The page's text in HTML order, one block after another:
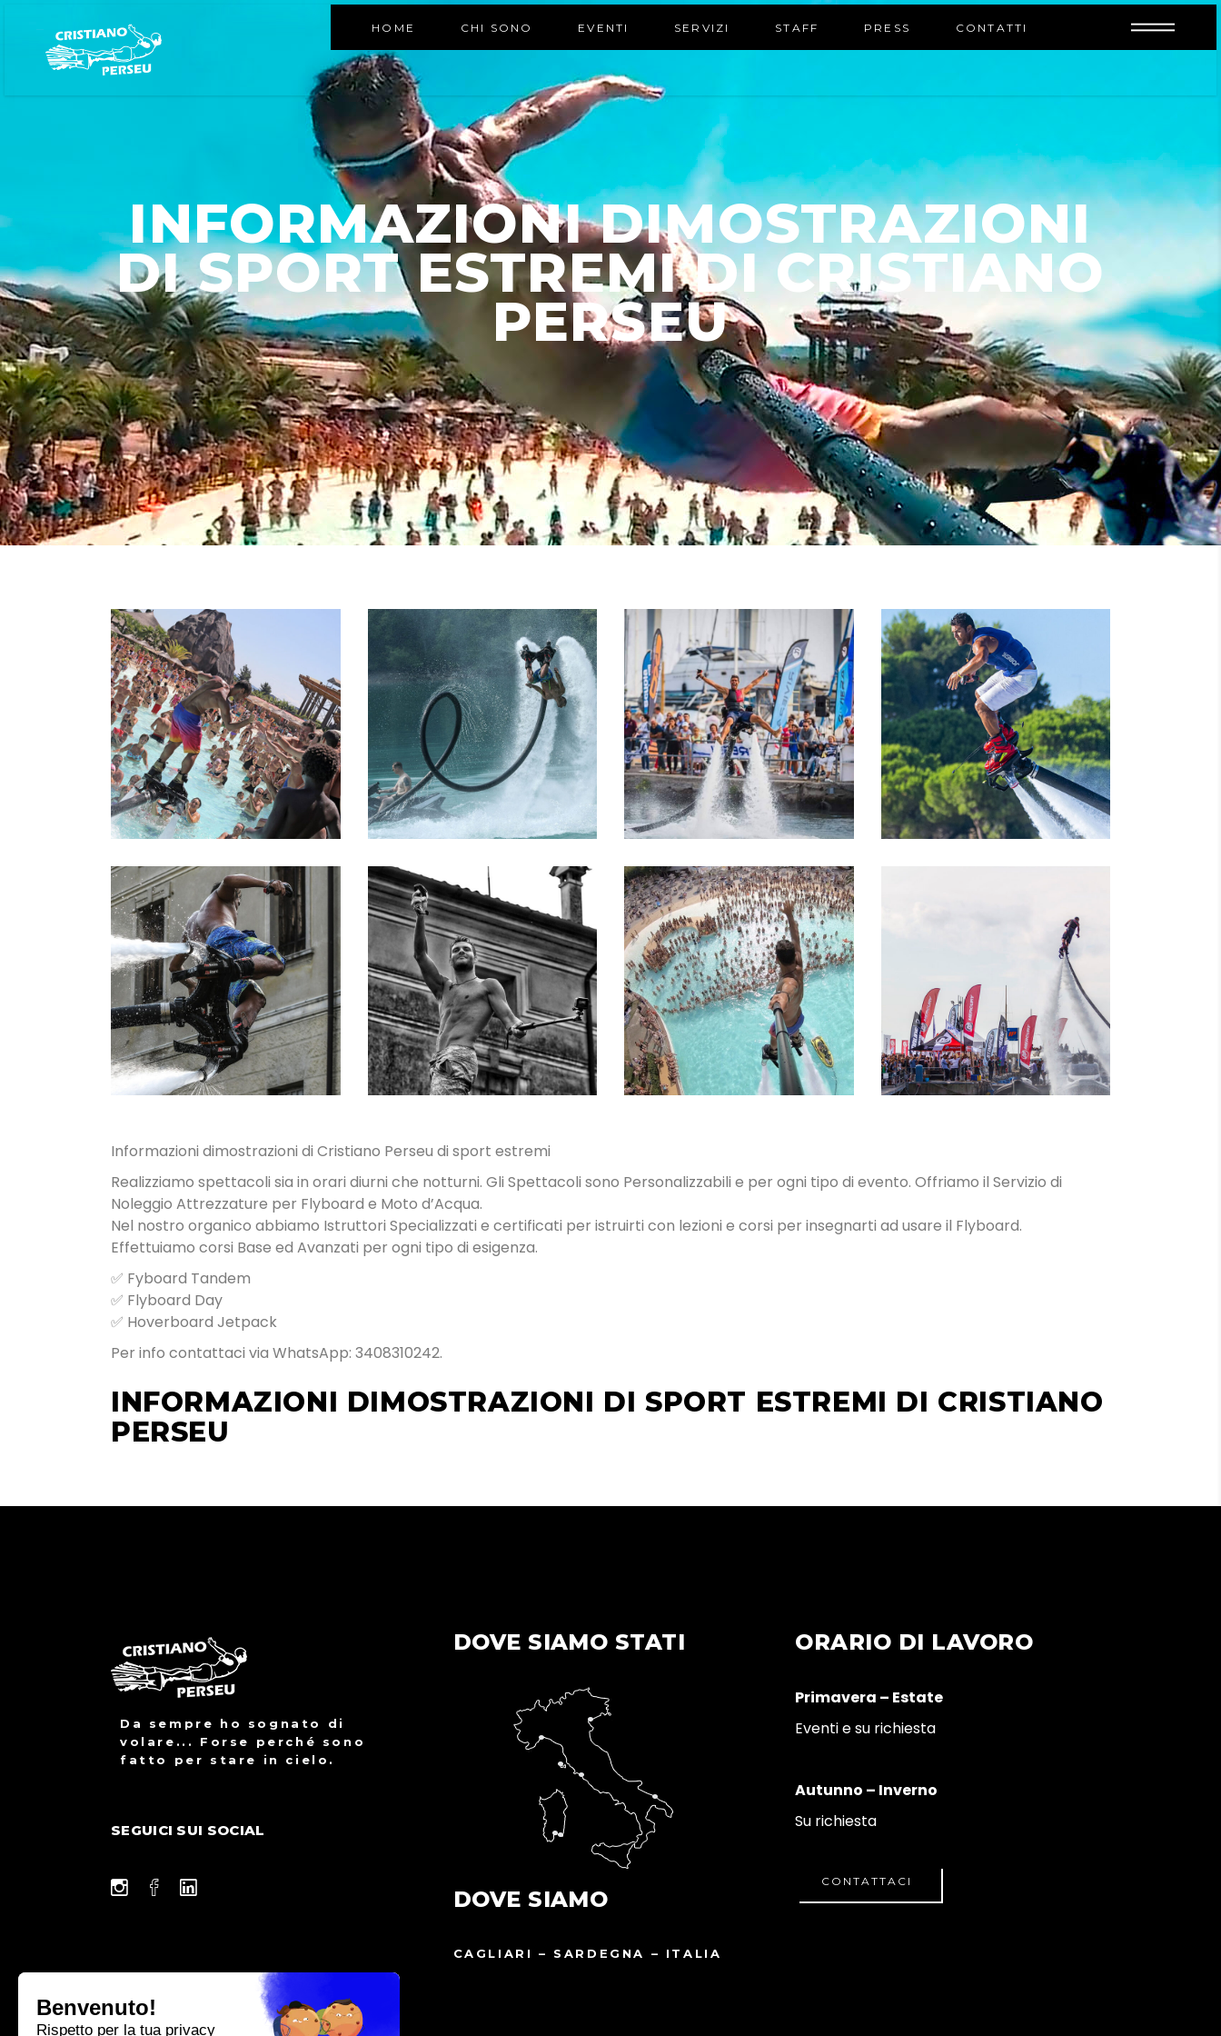
HOME CHI SONO EVENTI SERVIZI STAFF PRESS CONTATTI
INFORMAZIONI DIMOSTRAZIONI
DI SPORT ESTREMI DI CRISTIANO
PERSEU
FLYBOARD
TANDEM
ATTRAZIONI
COMBINATE
ISTRUTTORI
CERTIFICATI
NOLEGGIO
MOTO
D’ACQUA
NOLEGGIO
ATTREZZATUR
E
SPETTACOLI
DIURNI E
NOTTURNI
SPETTACOLI IN
PISCINA
LEZIONI
Informazioni dimostrazioni di Cristiano Perseu di sport estremi
Realizziamo spettacoli sia in orari diurni che notturni. Gli Spettacoli sono Personalizzabili e per ogni tipo di evento. Offriamo il Servizio di
Noleggio Attrezzature per Flyboard e Moto d’Acqua.
Nel nostro organico abbiamo Istruttori Specializzati e certificati per istruirti con lezioni e corsi per insegnarti ad usare il Flyboard.
Effettuiamo corsi Base ed Avanzati per ogni tipo di esigenza.
✅ Fyboard Tandem
✅ Flyboard Day
✅ Hoverboard Jetpack
Per info contattaci via WhatsApp: 3408310242.
INFORMAZIONI DIMOSTRAZIONI DI SPORT ESTREMI DI CRISTIANO
PERSEU
Da sempre ho sognato di
volare... Forse perché sono
fatto per stare in cielo.
SEGUICI SUI SOCIAL
DOVE SIAMO STATI
DOVE SIAMO
CAGLIARI – SARDEGNA – ITALIA
ORARIO DI LAVORO
Primavera – Estate
Eventi e su richiesta
Autunno – Inverno
Su richiesta
CONTATTACI